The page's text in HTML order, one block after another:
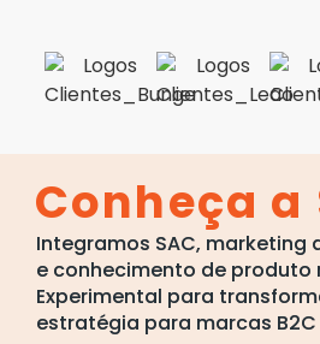
Conheça a
Integramos SAC, marketing
e conhecimento de produto
Experimental para
estratégia para marcas B2C